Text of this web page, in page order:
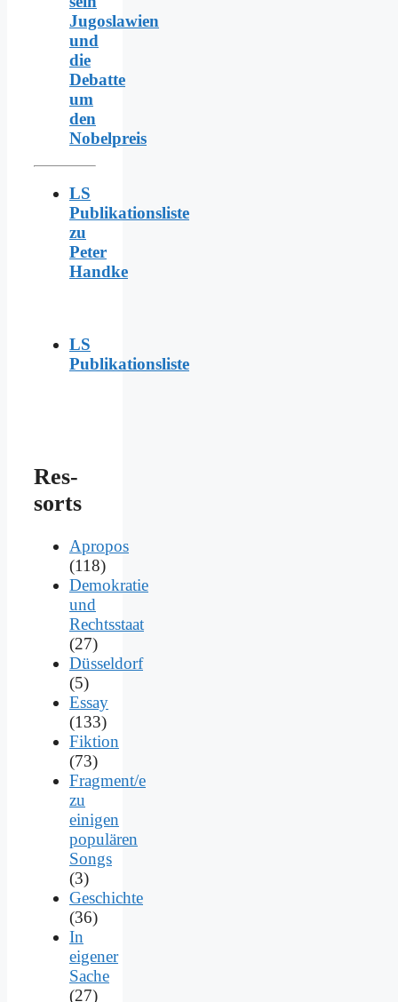
Jugoslawien
und
die
Debatte
um
den
Nobelpreis
LS
Publikationsliste
zu
Peter
Handke
LS
Publikationsliste
Res­
sorts
Apropos
(118)
Demokratie
und
Rechtsstaat
(27)
Düsseldorf
(5)
Essay
(133)
Fiktion
(73)
Fragment/e
zu
einigen
populären
Songs
(3)
Geschichte
(36)
In
eigener
Sache
(27)